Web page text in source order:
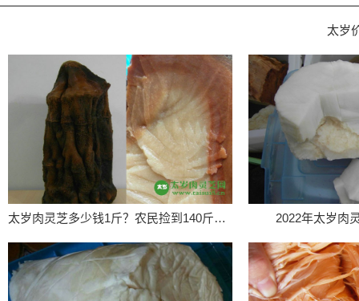
太岁
太岁肉灵芝多少钱1斤？农民捡到140斤太岁价值百万 2022年太岁肉